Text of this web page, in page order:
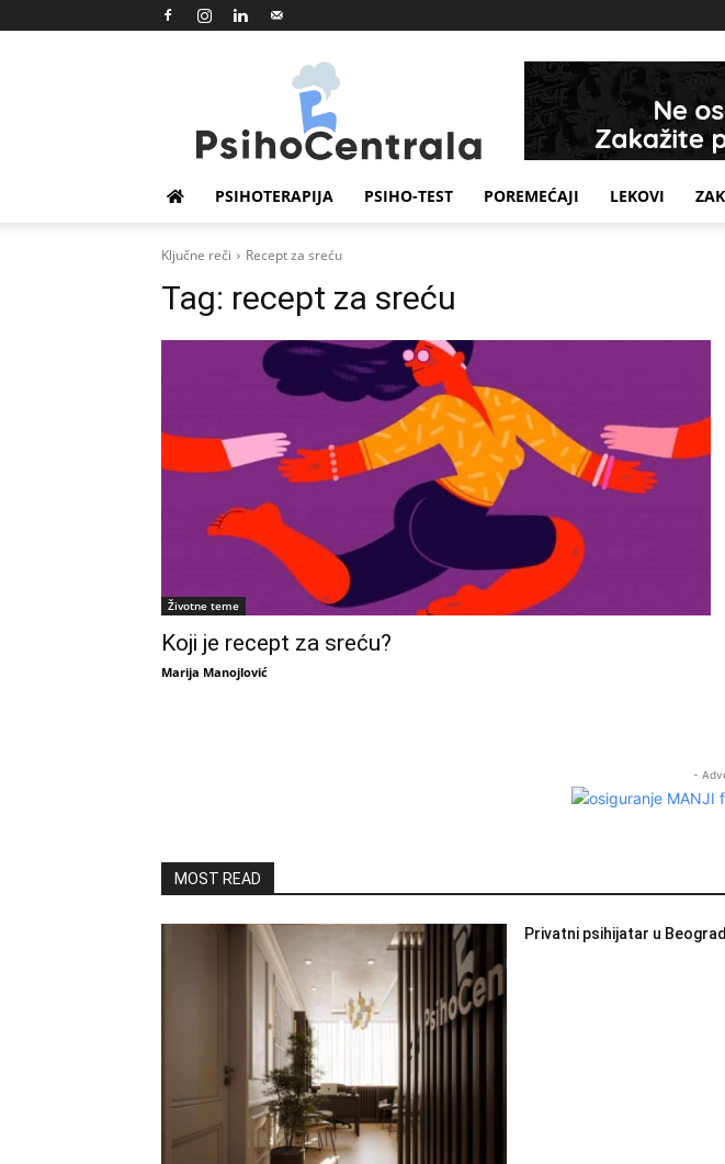
Psihocentrala
PSIHOTERAPIJA PSIHO-TEST POREMEĆAJI LEKOVI
Ključne reči Recept za sreću
Tag: recept za sreću
Životne teme
Koji je recept za sreću?
Marija Manojlović
-
MOST READ
Privatni psihijatar u